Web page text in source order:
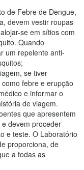
de Febre de Dengue,
devem vestir roupas
se em sítios com
Quando
um repelente anti-
se tiver
febre e erupção
e informar o
de viagem.
que apresentem
devem proceder
e teste. O Laboratório
proporciona, de
a todas as